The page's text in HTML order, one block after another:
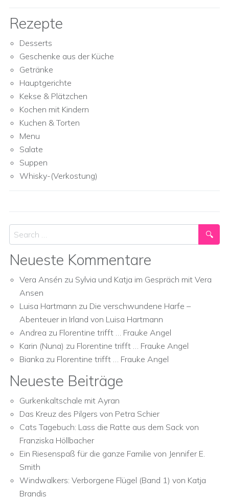
Rezepte
Desserts
Geschenke aus der Küche
Getränke
Hauptgerichte
Kekse & Plätzchen
Kochen mit Kindern
Kuchen & Torten
Menu
Salate
Suppen
Whisky-(Verkostung)
Search
Neueste Kommentare
Vera Ansén zu Sylvia und Katja im Gespräch mit Vera
Ansen
Luisa Hartmann zu Die verschwundene Harfe –
Abenteuer in Irland von Luisa Hartmann
Andrea zu Florentine trifft … Frauke Angel
Karin (Nuna) zu Florentine trifft … Frauke Angel
Bianka zu Florentine trifft … Frauke Angel
Neueste Beiträge
Gurkenkaltschale mit Ayran
Das Kreuz des Pilgers von Petra Schier
Cats Tagebuch: Lass die Ratte aus dem Sack von
Franziska Höllbacher
Ein Riesenspaß für die ganze Familie von Jennifer E.
Smith
Windwalkers: Verborgene Flügel (Band 1) von Katja
Brandis